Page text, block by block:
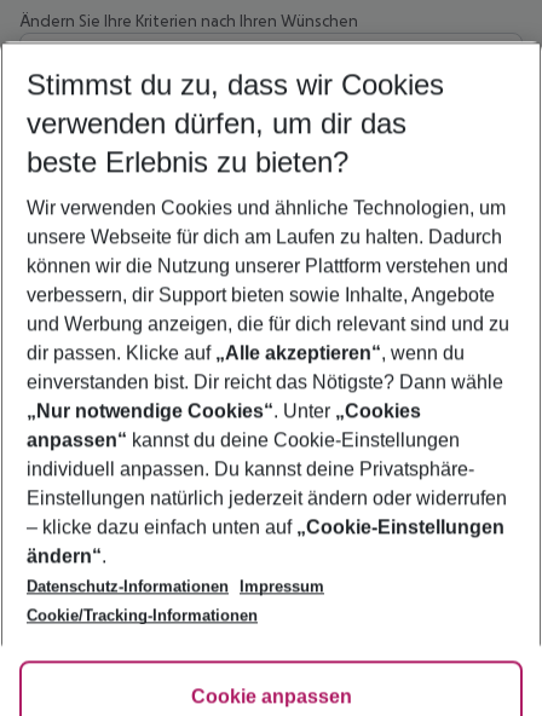
Ändern Sie Ihre Kriterien nach Ihren Wünschen
Wähle deinen Abflughafen
Beliebiger Abflughafen
Wähle deinen Reisezeitraum
5-8 Nächte
2 Erwachsene Keine Kinder
Mehr Filter anzeigen
Footer
Footer navigation
Über uns
AGB
Bestpreisgarantie
Cookie-Einstellungen ändern
Cookie-Richtlinie
Agenturbetreuung
Barrierefreies Reisen
FAQ
HanseMerkur Reiseversicherung
Folge uns
Stimmst du zu, dass wir Cookies
verwenden dürfen, um dir das
beste Erlebnis zu bieten?
Wir verwenden Cookies und ähnliche Technologien, um
unsere Webseite für dich am Laufen zu halten. Dadurch
können wir die Nutzung unserer Plattform verstehen und
verbessern, dir Support bieten sowie Inhalte, Angebote
und Werbung anzeigen, die für dich relevant sind und zu
dir passen. Klicke auf „Alle akzeptieren“, wenn du
einverstanden bist. Dir reicht das Nötigste? Dann wähle
„Nur notwendige Cookies“. Unter „Cookies
anpassen“ kannst du deine Cookie-Einstellungen
individuell anpassen. Du kannst deine Privatsphäre-
Einstellungen natürlich jederzeit ändern oder widerrufen
– klicke dazu einfach unten auf „Cookie-Einstellungen
ändern“.
Datenschutz-Informationen
Impressum
Cookie/Tracking-Informationen
Cookie anpassen